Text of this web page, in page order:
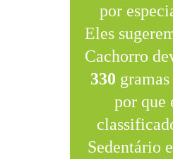
por
Eles
Cachorro
330
por que
Sedentário